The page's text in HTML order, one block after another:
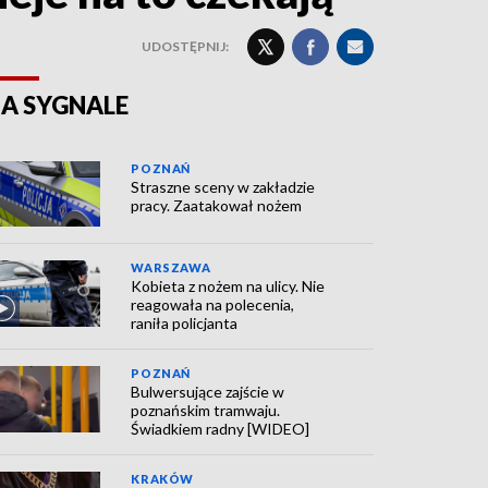
UDOSTĘPNIJ:
SYGNALE
POZNAŃ
Straszne sceny w zakładzie
pracy. Zaatakował nożem
WARSZAWA
Kobieta z nożem na ulicy. Nie
reagowała na polecenia,
raniła policjanta
POZNAŃ
Bulwersujące zajście w
poznańskim tramwaju.
Świadkiem radny [WIDEO]
KRAKÓW